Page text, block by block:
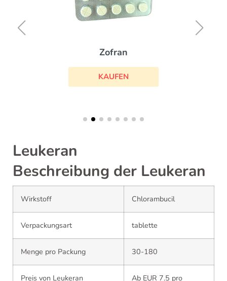
Zofran
KAUFEN
Leukeran
Beschreibung der Leukeran
Wirkstoff Chlorambucil
Verpackungsart tablette
Menge pro Packung 30-180
Preis von Leukeran Ab EUR 7.5 pro